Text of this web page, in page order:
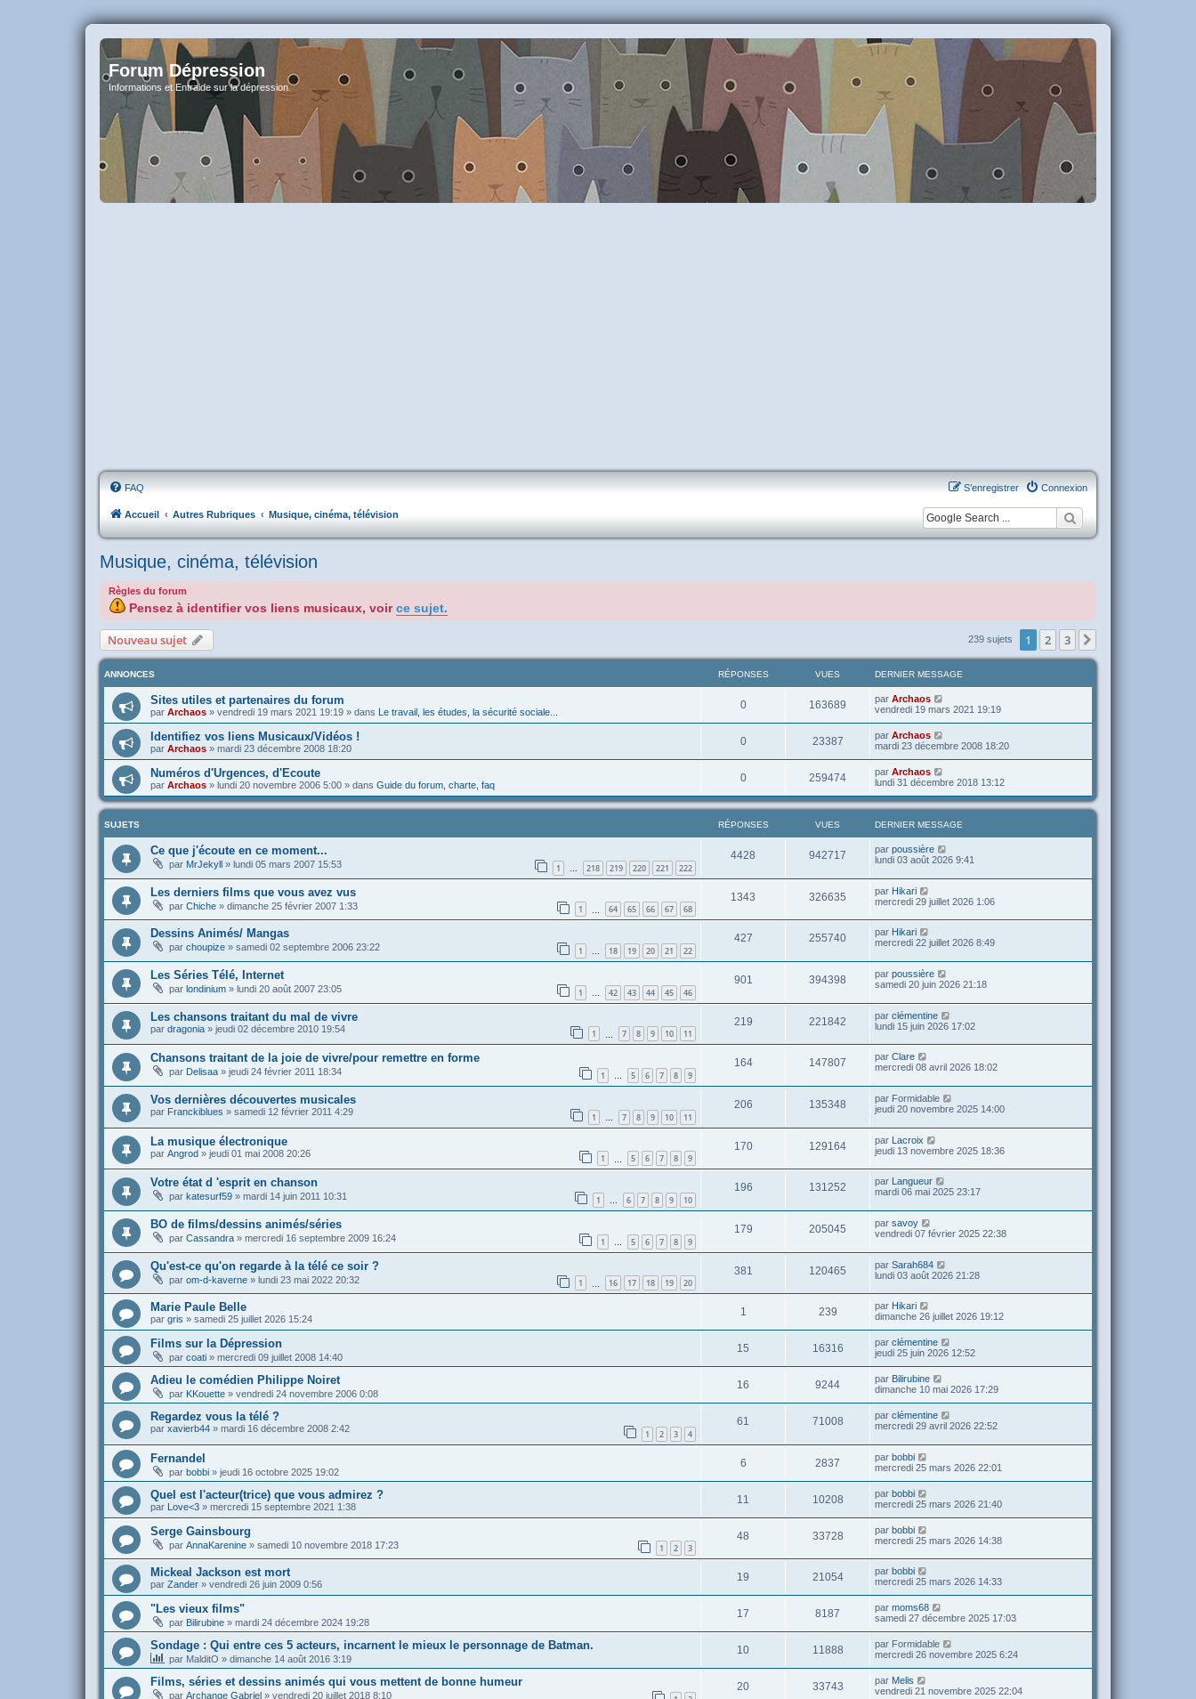
Forum Dépression
Informations et Entraide sur la dépression.
FAQ Connexion
S’enregistrer
Accueil Autres Rubriques Musique, cinéma, télévision
Musique, cinéma, télévision
Règles du forum
Pensez à identifier vos liens musicaux, voir ce sujet.
Nouveau sujet 239 sujets 1 2 3
ANNONCES RÉPONSES VUES DERNIER MESSAGE
Sites utiles et partenaires du forum
par Archaos » vendredi 19 mars 2021 19:19 » dans Le travail, les études, la sécurité sociale...
0 163689 par Archaos
vendredi 19 mars 2021 19:19
Identifiez vos liens Musicaux/Vidéos !
par Archaos » mardi 23 décembre 2008 18:20
0 23387 par Archaos
mardi 23 décembre 2008 18:20
Numéros d'Urgences, d'Ecoute
par Archaos » lundi 20 novembre 2006 5:00 » dans Guide du forum, charte, faq
0 259474 par Archaos
lundi 31 décembre 2018 13:12
SUJETS RÉPONSES VUES DERNIER MESSAGE
Ce que j'écoute en ce moment...
par MrJekyll » lundi 05 mars 2007 15:53 1 … 218 219 220 221 222
4428 942717 par poussière
lundi 03 août 2026 9:41
Les derniers films que vous avez vus
par Chiche » dimanche 25 février 2007 1:33 1 64 65 66 67 68
1343 326635 par Hikari
mercredi 29 juillet 2026 1:06
Dessins Animés/ Mangas
par choupize » samedi 02 septembre 2006 23:22 1 … 18 19 20 21 22
427 255740 par Hikari
mercredi 22 juillet 2026 8:49
Les Séries Télé, Internet
par londinium » lundi 20 août 2007 23:05 1 … 42 43 44 45 46
901 394398 par poussière
samedi 20 juin 2026 21:18
Les chansons traitant du mal de vivre
par dragonia » jeudi 02 décembre 2010 19:54 1 7 8 9 10 11
219 221842 par clémentine
lundi 15 juin 2026 17:02
Chansons traitant de la joie de vivre/pour remettre en forme
par Delisaa » jeudi 24 février 2011 18:34 1 … 5 6 7 8 9
164 147807 par Clare
mercredi 08 avril 2026 18:02
Vos dernières découvertes musicales
par Franckiblues » samedi 12 février 2011 4:29 1 … 7 8 9 10 11
206 135348 par Formidable
jeudi 20 novembre 2025 14:00
La musique électronique
par Angrod » jeudi 01 mai 2008 20:26 1 5 6 7 8 9
170 129164 par Lacroix
jeudi 13 novembre 2025 18:36
Votre état d 'esprit en chanson
par katesurf59 » mardi 14 juin 2011 10:31 1 … 6 7 8 9 10
196 131252 par
Langueur
mardi 06 mai 2025 23:17
BO de films/dessins animés/séries
par Cassandra » mercredi 16 septembre 2009 16:24 1 5 6 7 8 9
179 205045 par savoy
vendredi 07 février 2025 22:38
Qu'est-ce qu'on regarde à la télé ce soir ?
par om-d-kaverne » lundi 23 mai 2022 20:32 1 16 17 18 19 20
381 120465 par Sarah684
lundi 03 août 2026 21:28
Marie Paule Belle
par gris » samedi 25 juillet 2026 15:24
1 239 par Hikari
dimanche 26 juillet 2026 19:12
Films sur la Dépression
par coati » mercredi 09 juillet 2008 14:40
15 16316 par clémentine
jeudi 25 juin 2026 12:52
Adieu le comédien Philippe Noiret
par KKouette » vendredi 24 novembre 2006 0:08
16 9244 par Bilirubine
dimanche 10 mai 2026 17:29
Regardez vous la télé ?
par xavierb44 » mardi 16 décembre 2008 2:42 1 2 3 4
61 71008 par clémentine
mercredi 29 avril 2026 22:52
Fernandel
par bobbi » jeudi 16 octobre 2025 19:02
6 2837 par bobbi
mercredi 25 mars 2026 22:01
Quel est l'acteur(trice) que vous admirez ?
par Love<3 » mercredi 15 septembre 2021 1:38
11 10208 par bobbi
mercredi 25 mars 2026 21:40
Serge Gainsbourg
par AnnaKarenine » samedi 10 novembre 2018 17:23 1 2 3
48 33728 par bobbi
mercredi 25 mars 2026 14:38
Mickeal Jackson est mort
par Zander » vendredi 26 juin 2009 0:56
19 21054 par bobbi
mercredi 25 mars 2026 14:33
"Les vieux films"
par Bilirubine » mardi 24 décembre 2024 19:28
17 8187 par moms68
samedi 27 décembre 2025 17:03
Sondage : Qui entre ces 5 acteurs, incarnent le mieux le personnage de Batman.
par MalditO » dimanche 14 août 2016 3:19
10 11888 par Formidable
mercredi 26 novembre 2025 6:24
Films, séries et dessins animés qui vous mettent de bonne humeur
par Archange Gabriel » vendredi 20 juillet 2018 8:10
20 33743 par Melis
vendredi 21 novembre 2025 22:04